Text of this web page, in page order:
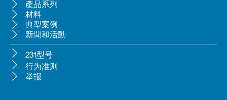
產品系列
材料
典型案例
新聞和活動
231型号
行为准则
举报